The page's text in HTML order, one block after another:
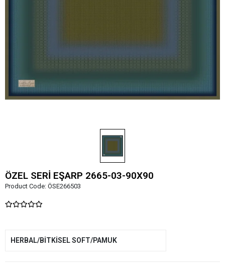
ÖZEL SERİ EŞARP 2665-03-90X90
Product Code: ÖSE266503
HERBAL/BİTKİSEL SOFT/PAMUK